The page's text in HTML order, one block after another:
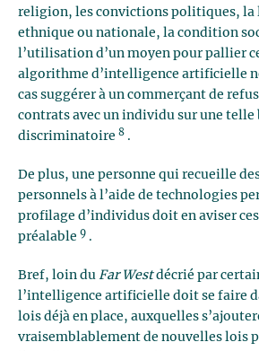
religion, les convictions politiques, la
ethnique ou nationale, la condition
l’utilisation d’un moyen pour pallier
algorithme d’intelligence artificielle
cas suggérer à un commerçant de
contrats avec un individu sur une telle
discriminatoire 8 .
De plus, une personne qui recueille
personnels à l’aide de technologies
profilage d’individus doit en aviser
préalable 9 .
Bref, loin du Far Westdécrié par
l’intelligence artificielle doit se faire
lois déjà en place, auxquelles
vraisemblablement de nouvelles lois